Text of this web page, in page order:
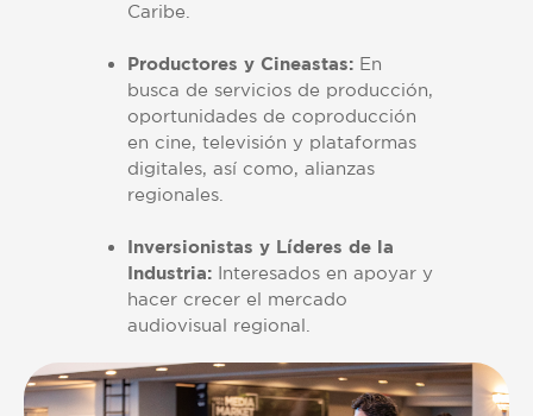
Caribe.
Productores y Cineastas:En
busca de servicios de producción,
oportunidades de coproducción
en cine, televisión y plataformas
digitales, así como, alianzas
regionales.
Inversionistas y Líderes de la
Industria:Interesados en apoyar y
hacer crecer el mercado
audiovisual regional.